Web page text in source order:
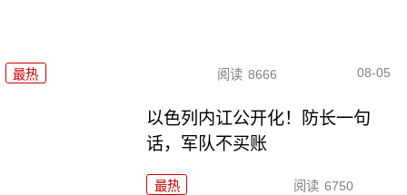
最热 阅读 8666 08-05
以色列内讧公开化！防长一句
话，军队不买账
最热 阅读 6750